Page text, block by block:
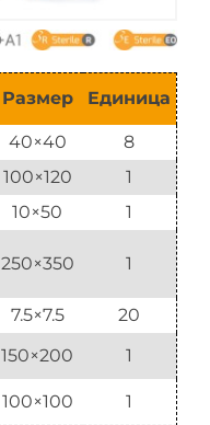
Размер Единица
40×40
8
100×120
1
10×50 1
250×350 1
7.5×7.5
20
150×200 1
100×100 1